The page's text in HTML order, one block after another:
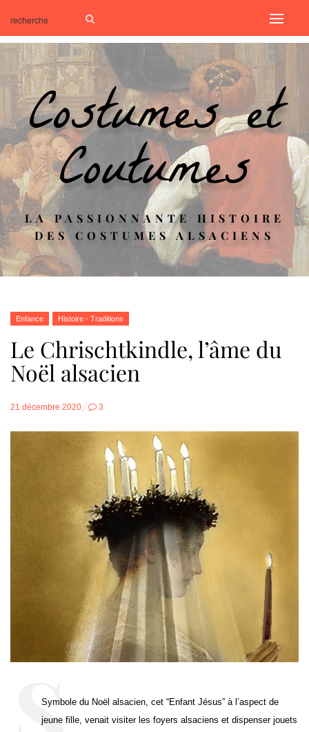
Costumes et
Coutumes
LA PASSIONNANTE HISTOIRE
DES COSTUMES ALSACIENS
Enfance Histoire - Traditions
Le Chrischtkindle, l’âme du
Noël alsacien
Posted
21 décembre 2020 3
Symbole du Noël alsacien, cet “Enfant Jésus” à l’aspect de
jeune fille, venait visiter les foyers alsaciens et dispenser jouets